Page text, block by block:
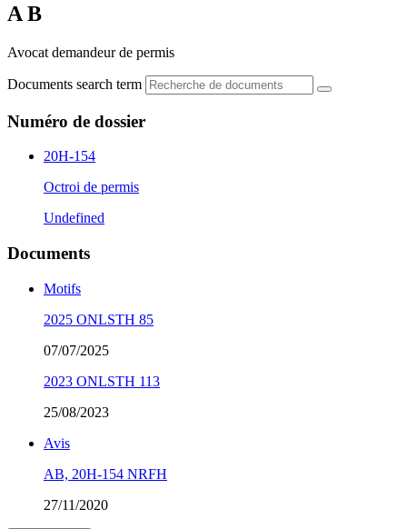
A B
Avocat demandeur de permis
Documents search term
Numéro de dossier
20H-154
Octroi de permis
Undefined
Documents
Motifs
2025 ONLSTH 85
07/07/2025
2023 ONLSTH 113
25/08/2023
Avis
AB, 20H-154 NRFH
27/11/2020